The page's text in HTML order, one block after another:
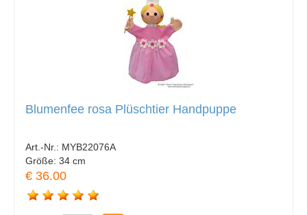
Blumenfee rosa Plüschtier Handpuppe
Art.-Nr.: MYB22076A
Größe: 34 cm
€ 36.00